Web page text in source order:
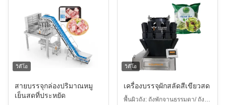
วิดีโอ
สายบรรจุกล่องปริมาณหมู
เย็นสดที่ประหยัด
วิดีโอ
เครื่องบรรจุผักสลัดสีเขียวสด
พื้นผิวถัง: ถังพักจานธรรมดา/ ถัง